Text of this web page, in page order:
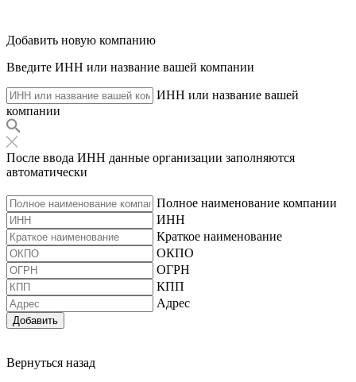
Добавить новую компанию
Введите ИНН или название вашей компании
ИНН или название вашей
компании
После ввода ИНН данные организации заполняются
автоматически
Полное наименование компании
ИНН
Краткое наименование
ОКПО
ОГРН
КПП
Адрес
Добавить
Вернуться назад